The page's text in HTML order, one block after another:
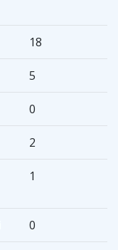
18
5
0
2
1
0